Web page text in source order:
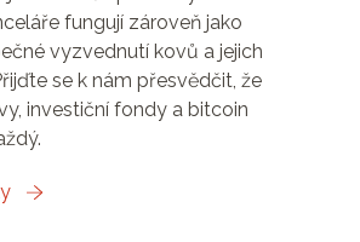
fungují zároveň jako
vyzvednutí kovů a jejich
se k nám přesvědčit, že
investiční fondy a bitcoin